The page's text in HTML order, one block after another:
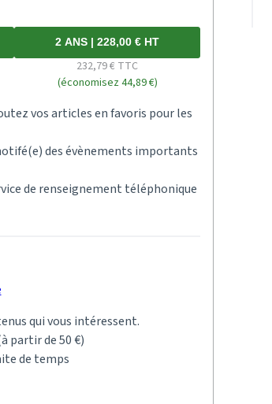
2 ANS | 228,00 € HT
232,79 € TTC
(économisez 44,89 €)
vos articles en favoris pour les
des évènements importants
de renseignement téléphonique
qui vous intéressent.
partir de 50 €)
de temps